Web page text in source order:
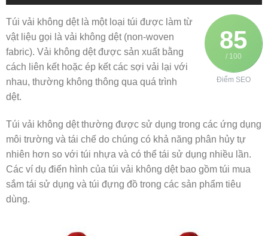
85
/ 100
Điểm SEO
Túi vải không dệt là một loại túi được làm từ
vật liệu gọi là vải không dệt (non-woven
fabric). Vải không dệt được sản xuất bằng
cách liên kết hoặc ép kết các sợi vải lại với
nhau, thường không thông qua quá trình
dệt.
Túi vải không dệt thường được sử dụng trong các ứng dụng
môi trường và tái chế do chúng có khả năng phân hủy tự
nhiên hơn so với túi nhựa và có thể tái sử dụng nhiều lần.
Các ví dụ điển hình của túi vải không dệt bao gồm túi mua
sắm tái sử dụng và túi đựng đồ trong các sản phẩm tiêu
dùng.